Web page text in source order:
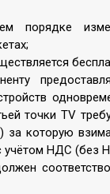
порядке
точки TV
за которую
учётом НДС (без
ИТ
систем для